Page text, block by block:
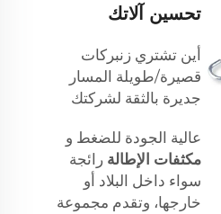
تحسين آلاتك
أين تشتري زنبركات
قصيرة/طويلة المسار
جديرة بالثقة لشركتك
عالية الجودة للضغط و
مكثفات الإطالة رائجة
سواء داخل البلاد أو
خارجها، وتقدم مجموعة